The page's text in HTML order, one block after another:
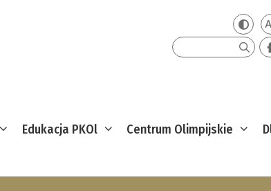
Edukacja PKOl Centrum Olimpijskie